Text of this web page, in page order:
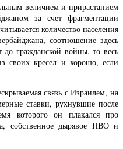
величием и прирастанием
за счет фрагментации
количество населения
соотношение здесь
гражданской войны, то весь
своих кресел и хорошо, если
связь с Израилем, на
ставки, рухнувшие после
которого он плакался про
собственное дырявое ПВО и